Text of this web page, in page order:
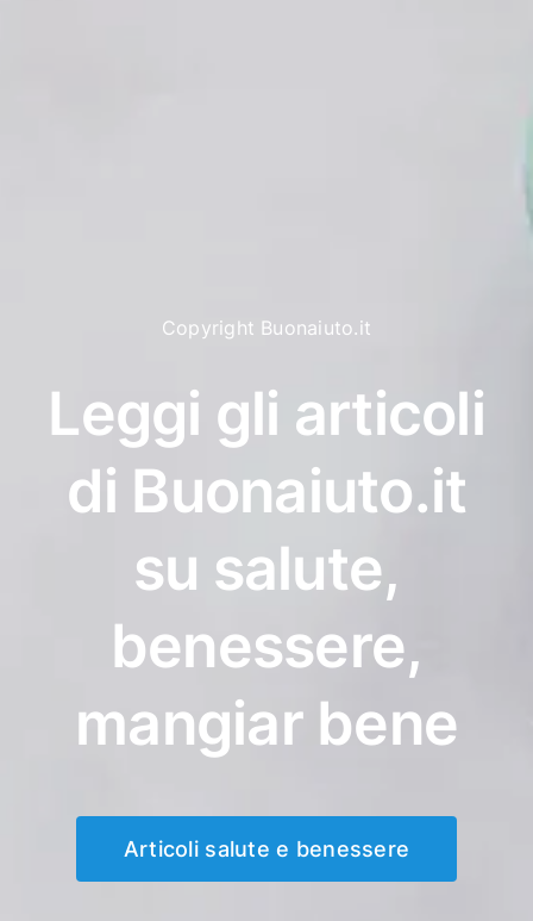
Copyright Buonaiuto.it
Leggi gli articoli
di Buonaiuto.it
su salute,
benessere,
mangiar bene
Articoli salute e benessere